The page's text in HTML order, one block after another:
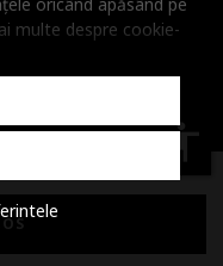
multe despre cookie-
14399840, Reg. Com.
accessibility
Inverseaza culorile
Nuante de gri
Cursor mare
Subliniaza link-urile